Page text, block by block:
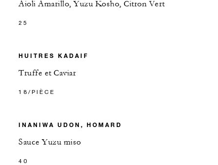
Aioli Amarillo, Yuzu Kosho, Citron Vert
25
HUITRES KADAIF
Truffe et Caviar
18/PIÈCE
INANIWA UDON, HOMARD
Sauce Yuzu miso
40